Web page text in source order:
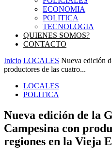
ECONOMIA
POLITICA
TECNOLOGIA
QUIENES SOMOS?
CONTACTO
Inicio LOCALES Nueva edición
productores de las cuatro...
LOCALES
POLITICA
Nueva edición de la
Campesina con
regiones en la Vieja